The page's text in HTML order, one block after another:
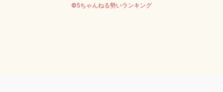
©5ちゃんねる勢いランキング